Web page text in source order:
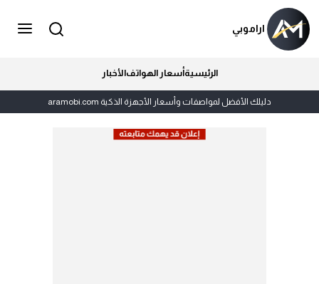
اراموبي
الرئيسيةأسعار الهواتفالأخبار
دليلك الأفضل لمواصفات وأسعار الأجهزة الذكية aramobi.com